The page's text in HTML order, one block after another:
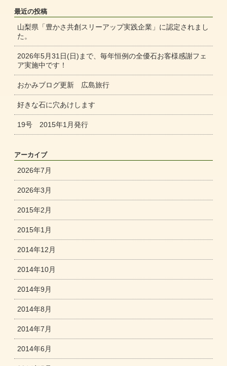
最近の投稿
山梨県「豊かさ共創スリーアップ実践企業」に認定されまし
た。
2026年5月31日(日)まで、毎年恒例の全優石お客様感謝フェ
ア実施中です！
おかみブログ更新 広島旅行
好きな石に穴あけします
19号 2015年1月発行
アーカイブ
2026年7月
2026年3月
2015年2月
2015年1月
2014年12月
2014年10月
2014年9月
2014年8月
2014年7月
2014年6月